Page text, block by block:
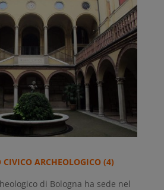
ARCHEOLOGICO (4)
di Bologna ha sede nel